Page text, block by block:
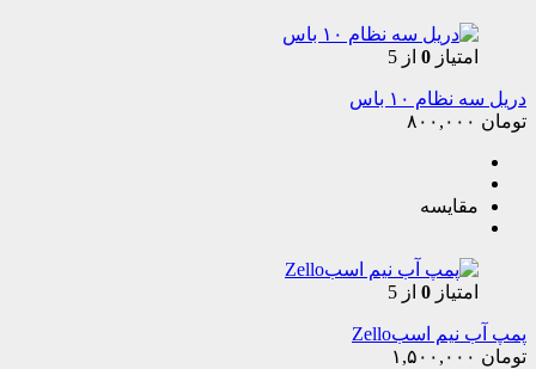
امتیاز 0 از 5
دریل سه نظام ۱۰ باس
تومان
مقایسه
امتیاز 0 از 5
پمپ آب نیم اسبZello
تومان